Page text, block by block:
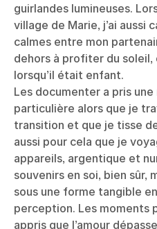
guirlandes lumineuses.
village de Marie, j’ai aussi
calmes entre mon
dehors à profiter du
lorsqu’il était enfant.
Les documenter a pris
particulière alors que je
transition et que je tisse
aussi pour cela que je
appareils, argentique et
souvenirs en soi, bien sûr,
sous une forme tangible
perception. Les moments
appris que l’amour